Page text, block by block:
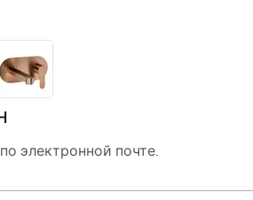
электронной почте.